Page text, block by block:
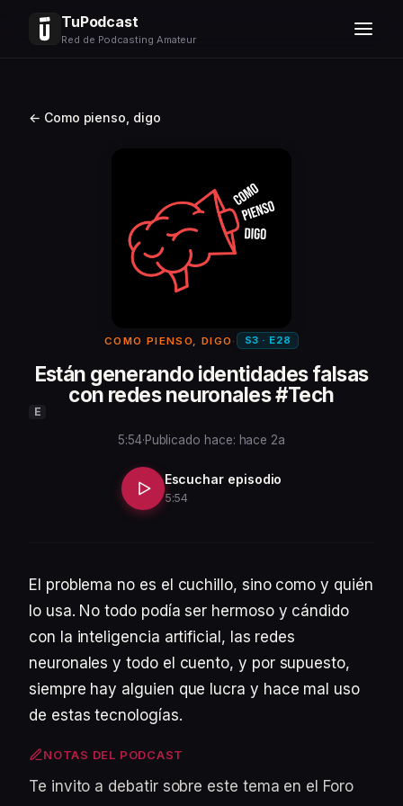
TuPodcast
Red de Podcasting Amateur
← Como pienso, digo
COMO PIENSO, DIGO · S3 · E28
Están generando identidades falsas
con redes neuronales #Tech
E
5:54·Publicado hace: hace 2a
Escuchar episodio
5:54
El problema no es el cuchillo, sino como y quién
lo usa. No todo podía ser hermoso y cándido
con la inteligencia artificial, las redes
neuronales y todo el cuento, y por supuesto,
siempre hay alguien que lucra y hace mal uso
de estas tecnologías.
NOTAS DEL PODCAST
Te invito a debatir sobre este tema en el Foro